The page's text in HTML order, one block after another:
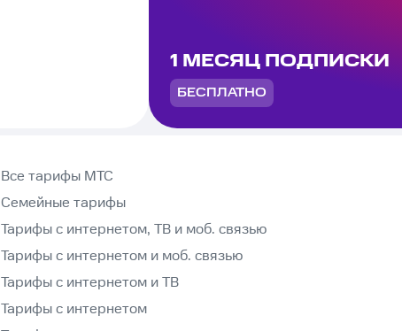
1 МЕСЯЦ ПОДПИСКИ
БЕСПЛАТНО
Все тарифы МТС
Семейные тарифы
Тарифы с интернетом, ТВ и моб. связью
Тарифы с интернетом и моб. связью
Тарифы с интернетом и ТВ
Тарифы с интернетом